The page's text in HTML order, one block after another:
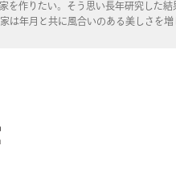
作りたい。そう思い長年研究した
年月と共に風合いのある美しさを